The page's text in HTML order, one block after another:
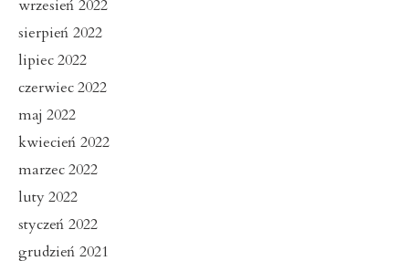
wrzesień 2022
sierpień 2022
lipiec 2022
czerwiec 2022
maj 2022
kwiecień 2022
marzec 2022
luty 2022
styczeń 2022
grudzień 2021